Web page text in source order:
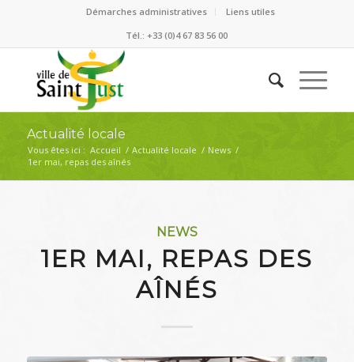
Démarches administratives
Liens utiles
Tél.: +33 (0)4 67 83 56 00
Actualité locale
Vous êtes ici : Accueil / Actualité locale / News /
1er mai, repas des aînés
NEWS
1ER MAI, REPAS DES
AÎNÉS